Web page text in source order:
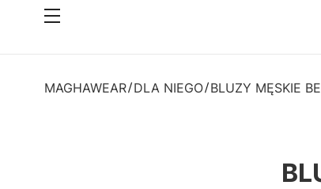
Menu
MAGHAWEAR DLA NIEGO BLUZY MĘSKIE